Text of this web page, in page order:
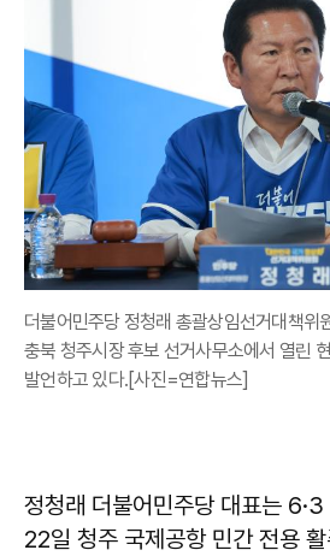
더불어민주당 정청래 총괄상임선거대책위
충북 청주시장 후보 선거사무소에서 열린
발언하고 있다.[사진=연합뉴스]
정청래 더불어민주당 대표는
22일 청주 국제공항 민간 전용